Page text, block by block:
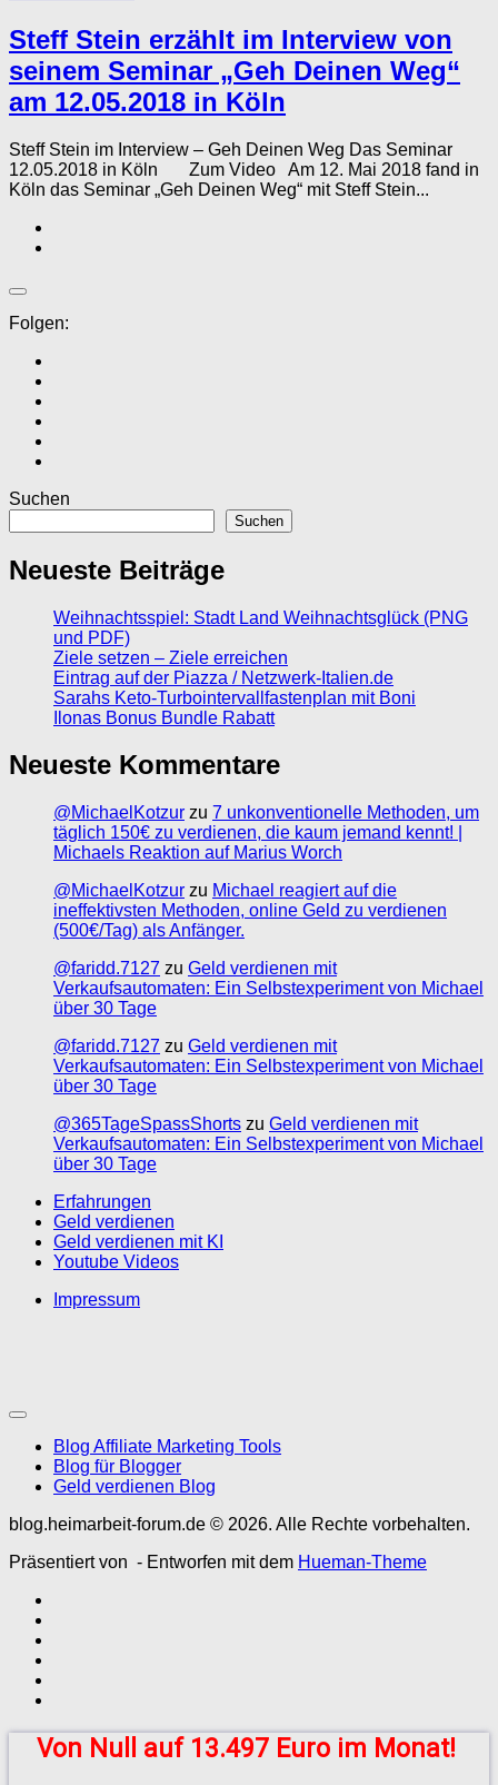
Steff Stein erzählt im Interview von
seinem Seminar „Geh Deinen Weg“
am 12.05.2018 in Köln
Steff Stein im Interview – Geh Deinen Weg Das Seminar
12.05.2018 in Köln Zum Video Am 12. Mai 2018 fand in
Köln das Seminar „Geh Deinen Weg“ mit Steff Stein...
Folgen:
Suchen
Suchen
Neueste Beiträge
Weihnachtsspiel: Stadt Land Weihnachtsglück (PNG
und PDF)
Ziele setzen – Ziele erreichen
Eintrag auf der Piazza / Netzwerk-Italien.de
Sarahs Keto-Turbointervallfastenplan mit Boni
Ilonas Bonus Bundle Rabatt
Neueste Kommentare
@MichaelKotzur zu 7 unkonventionelle Methoden, um
täglich 150€ zu verdienen, die kaum jemand kennt! |
Michaels Reaktion auf Marius Worch
@MichaelKotzur zu Michael reagiert auf die
ineffektivsten Methoden, online Geld zu verdienen
(500€/Tag) als Anfänger.
@faridd.7127 zu Geld verdienen mit
Verkaufsautomaten: Ein Selbstexperiment von Michael
über 30 Tage
@faridd.7127 zu Geld verdienen mit
Verkaufsautomaten: Ein Selbstexperiment von Michael
über 30 Tage
@365TageSpassShorts zu Geld verdienen mit
Verkaufsautomaten: Ein Selbstexperiment von Michael
über 30 Tage
Erfahrungen
Geld verdienen
Geld verdienen mit KI
Youtube Videos
Impressum
Blog Affiliate Marketing Tools
Blog für Blogger
Geld verdienen Blog
blog.heimarbeit-forum.de © 2026. Alle Rechte vorbehalten.
Präsentiert von - Entworfen mit dem Hueman-Theme
Von Null auf 13.497 Euro im Monat!